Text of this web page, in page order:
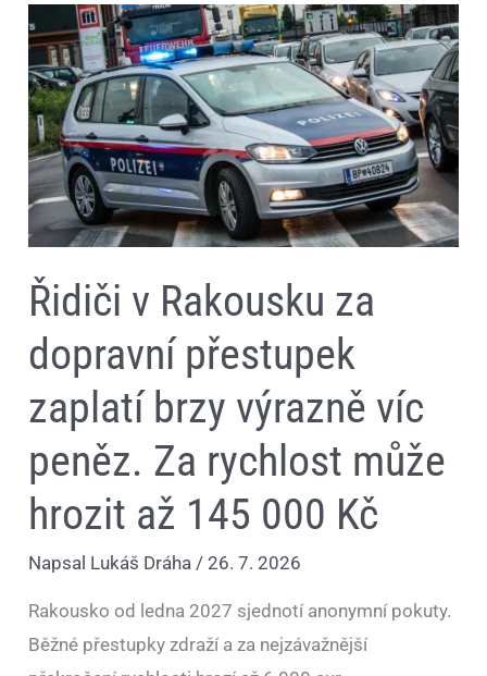
Řidiči v Rakousku za
dopravní přestupek
zaplatí brzy výrazně víc
peněz. Za rychlost může
hrozit až 145 000 Kč
Napsal Lukáš Dráha/26. 7. 2026
Rakousko od ledna 2027 sjednotí anonymní pokuty.
Běžné přestupky zdraží a za nejzávažnější
Řidiči
v
Rakousku
za
dopravní
přestupek
zaplatí
brzy
výrazně
víc
peněz.
Za
rychlost
může
až
145
Kč